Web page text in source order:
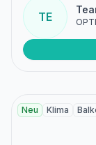
TE
Neu Klima